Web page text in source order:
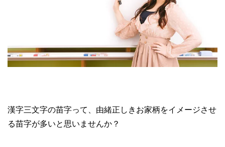
漢字三文字の苗字って、由緒正しきお家柄をイメージさせ
る苗字が多いと思いませんか？